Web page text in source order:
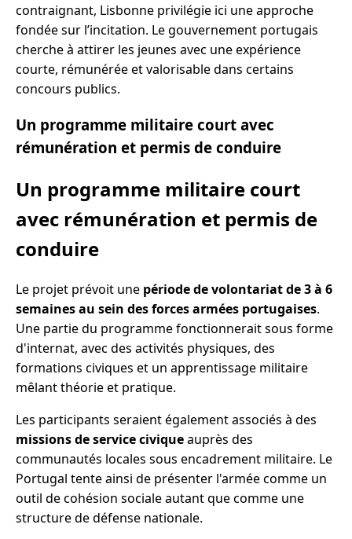
contraignant, Lisbonne privilégie ici une approche
fondée sur l’incitation. Le gouvernement portugais
cherche à attirer les jeunes avec une expérience
courte, rémunérée et valorisable dans certains
concours publics.
Un programme militaire court avec
rémunération et permis de conduire
Un programme militaire court
avec rémunération et permis de
conduire
Le projet prévoit une période de volontariat de 3 à 6
semaines au sein des forces armées portugaises.
Une partie du programme fonctionnerait sous forme
d'internat, avec des activités physiques, des
formations civiques et un apprentissage militaire
mêlant théorie et pratique.
Les participants seraient également associés à des
missions de service civiqueauprès des
communautés locales sous encadrement militaire. Le
Portugal tente ainsi de présenter l'armée comme un
outil de cohésion sociale autant que comme une
structure de défense nationale.